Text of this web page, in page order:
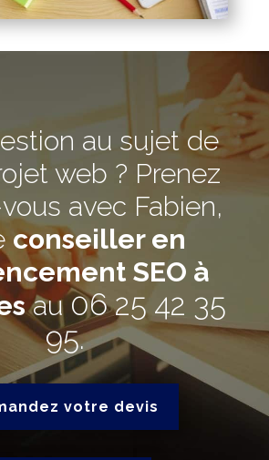
au sujet de
web ? Prenez
avec Fabien,
conseiller en
SEO à
au06 25 42 35
95.
votre devis